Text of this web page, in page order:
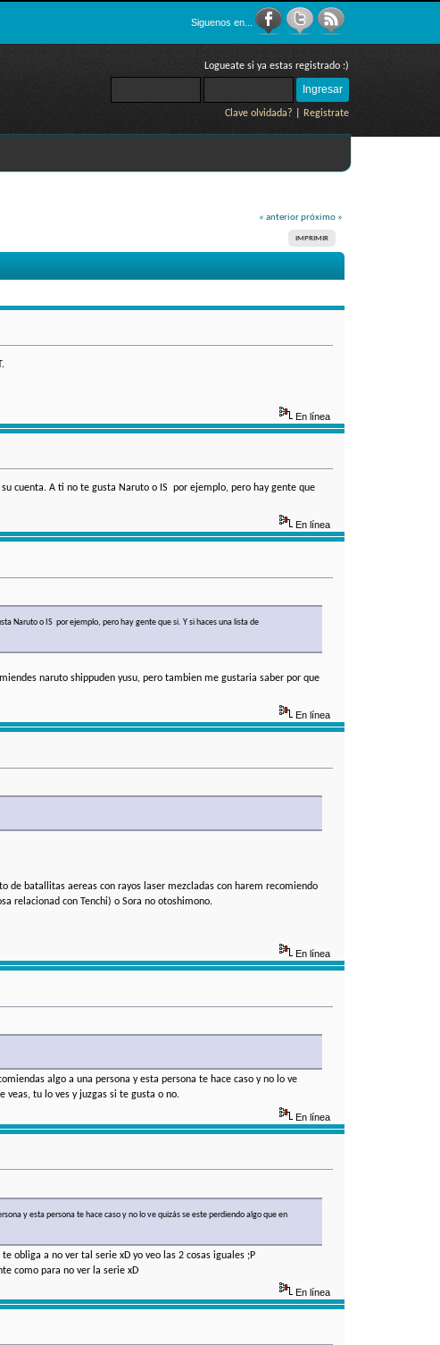
Siguenos en...
Logueate si ya estas registrado :)
Clave olvidada? Registrate
« anterior próximo »
IMPRIMIR
En línea
cuenta. A ti no te gusta Naruto o IS por ejemplo, pero hay gente que
En línea
Naruto o IS por ejemplo, pero hay gente que si. Y si haces una lista de
naruto shippuden yusu, pero tambien me gustaria saber por que
En línea
de batallitas aereas con rayos laser mezcladas con harem recomiendo
relacionad con Tenchi) o Sora no otoshimono.
En línea
algo a una persona y esta persona te hace caso y no lo ve
veas, tu lo ves y juzgas si te gusta o no.
En línea
y esta persona te hace caso y no lo ve quizás se este perdiendo algo que en
obliga a no ver tal serie xD yo veo las 2 cosas iguales ;P
como para no ver la serie xD
En línea